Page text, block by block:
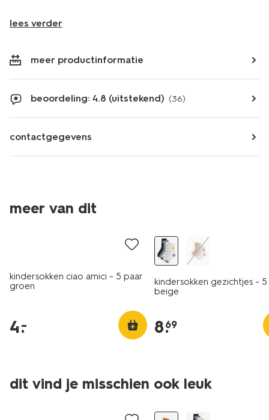
lees verder
meer productinformatie
beoordeling: 4.8 (uitstekend) (36)
contactgegevens
meer van dit
laag geprijsd
kindersokken ciao amici - 5 paar
groen
4.
–
kindersokken gezichtjes -
beige
8.
69
dit vind je misschien ook leuk
laag geprijsd
sale